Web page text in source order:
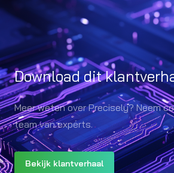
Download dit
Meer weten over Precisely? Neem
team van experts.
Bekijk klantverhaal